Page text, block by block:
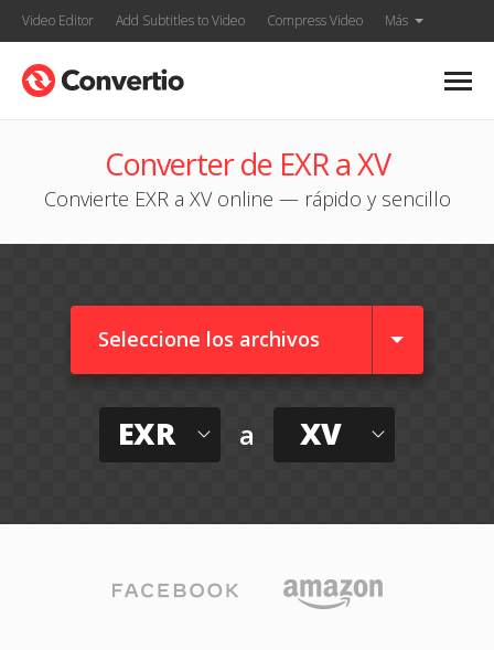
Video Editor Add Subtitles to Video Compress Video Más
Converter de EXR a XV
Convierte EXR a XV online — rápido y sencillo
Seleccione los archivos
EXR a XV